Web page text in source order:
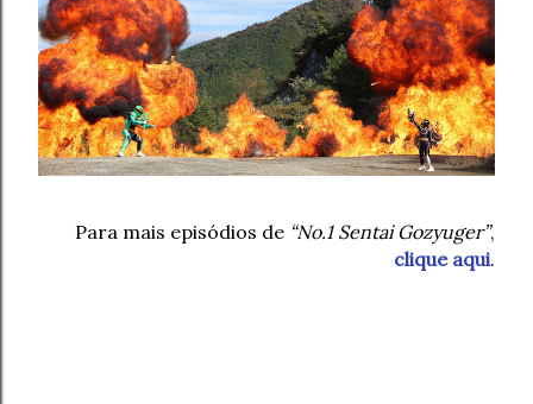
Para mais episódios de “No.1 Sentai Gozyuger”,
clique aqui.